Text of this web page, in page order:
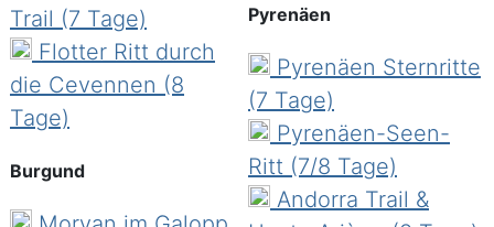
Frankreichs Sonne!
Cevennen
Die Cevennen im Süden Frankreichs sind ein
fast noch unberührtes Gebiet.
Atemberaubende Ausblicke über ein
einzigartiges Bergpanorama im Unesco
Trail (7 Tage)
Flotter Ritt durch
die Cevennen (8
Tage)
Burgund
Pyrenäen
Pyrenäen Sternritte
(7 Tage)
Pyrenäen-Seen-
Ritt (7/8 Tage)
Andorra Trail &